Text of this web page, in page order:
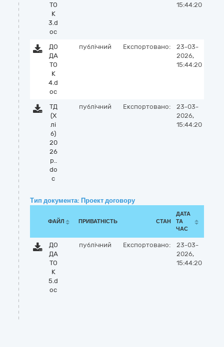
ТО
К
3.d
oc
15:44:20
ДО
ДА
ТО
К
4.d
oc
публічний Експортовано:
23-03-
2026,
15:44:20
ТД
(Х
лі
б)
20
26
р..
do
c
публічний Експортовано:
23-03-
2026,
15:44:20
Тип документа: Проект договору
ФАЙЛ ПРИВАТНІСТЬ СТАН
ДАТА
ТА
ЧАС
ДО
ДА
ТО
К
5.d
oc
публічний Експортовано:
23-03-
2026,
15:44:20